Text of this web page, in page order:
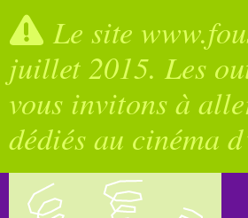
Le site
juillet 2015. Les
vous invitons à
dédiés au cinéma